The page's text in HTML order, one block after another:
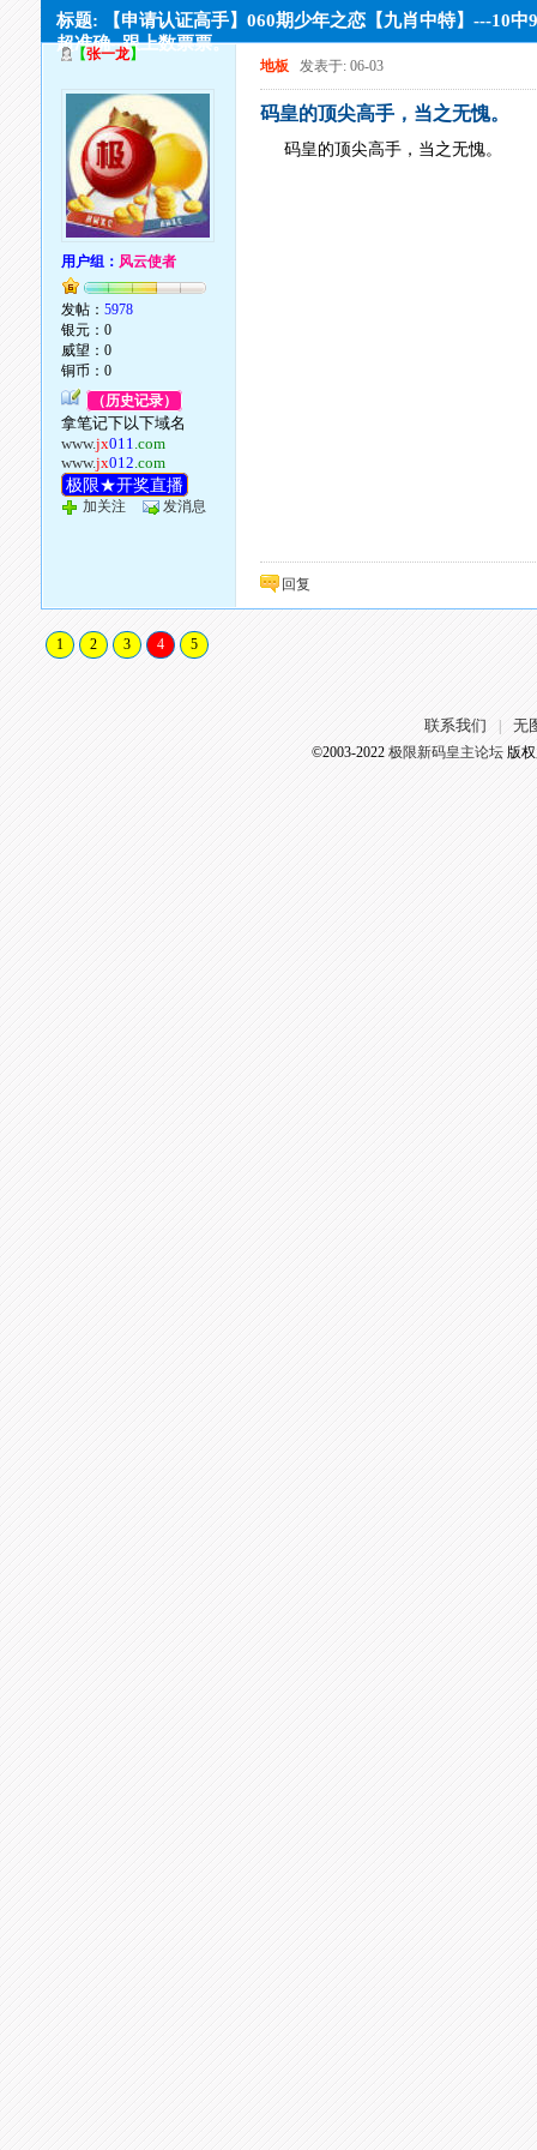
标题: 【申请认证高手】060期少年之恋【九肖中特】---10中
超准确--跟上数票票。
【张一龙】
用户组： 风云使者
发帖：5978
银元：0
威望：0
铜币：0
（历史记录）
拿笔记下以下域名
www.jx011.com
www.jx012.com
极限★开奖直播
加关注 发消息
地板 发表于: 06-03
码皇的顶尖高手，当之无愧。
码皇的顶尖高手，当之无愧。
回复
1 2 3 4 5
联系我们 无
©2003-2022 极限新码皇主论坛版权